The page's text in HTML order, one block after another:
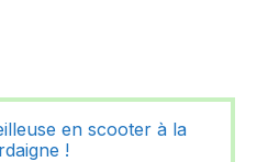
en scooter à la
!